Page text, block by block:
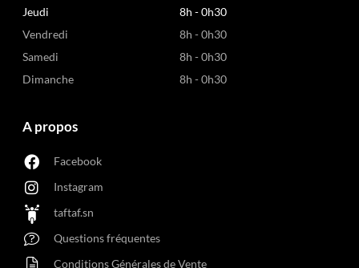
Jeudi
8h - 0h30
Vendredi
8h - 0h30
Samedi
8h - 0h30
Dimanche
8h - 0h30
A propos
Facebook
Instagram
taftaf.sn
Questions fréquentes
Conditions Générales de Vente